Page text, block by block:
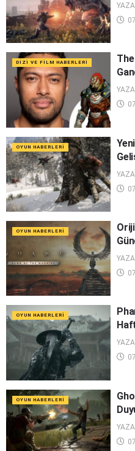
DIZI VE FILM HABERLERI
OYUN HABERLERI
OYUN HABERLERI
OYUN HABERLERI
OYUN HABERLERI